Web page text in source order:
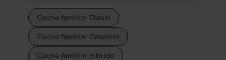
Coche familiar Diésel
Coche familiar Gasolina
Coche familiar híbrido